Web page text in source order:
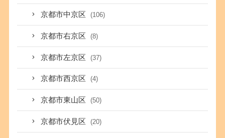
京都市中京区 (106)
京都市右京区 (8)
京都市左京区 (37)
京都市西京区 (4)
京都市東山区 (50)
京都市伏見区 (20)